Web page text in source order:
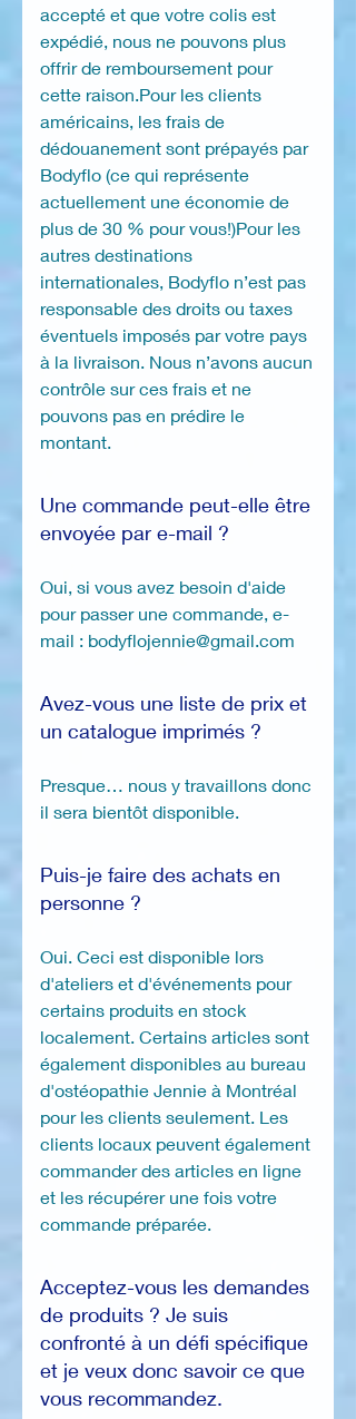
accepté et que votre colis est
expédié, nous ne pouvons plus
offrir de remboursement pour
cette raison.Pour les clients
américains, les frais de
dédouanement sont prépayés par
Bodyflo (ce qui représente
actuellement une économie de
plus de 30 % pour vous!)Pour les
autres destinations
internationales, Bodyflo n’est pas
responsable des droits ou taxes
éventuels imposés par votre pays
à la livraison. Nous n’avons aucun
contrôle sur ces frais et ne
pouvons pas en prédire le
montant.
Une commande peut-elle être
envoyée par e-mail ?
Oui, si vous avez besoin d'aide
pour passer une commande, e-
mail : bodyflojennie@gmail.com
Avez-vous une liste de prix et
un catalogue imprimés ?
Presque… nous y travaillons donc
il sera bientôt disponible.
Puis-je faire des achats en
personne ?
Oui. Ceci est disponible lors
d'ateliers et d'événements pour
certains produits en stock
localement. Certains articles sont
également disponibles au bureau
d'ostéopathie Jennie à Montréal
pour les clients seulement. Les
clients locaux peuvent également
commander des articles en ligne
et les récupérer une fois votre
commande préparée.
Acceptez-vous les demandes
de produits ? Je suis
confronté à un défi spécifique
et je veux donc savoir ce que
vous recommandez.